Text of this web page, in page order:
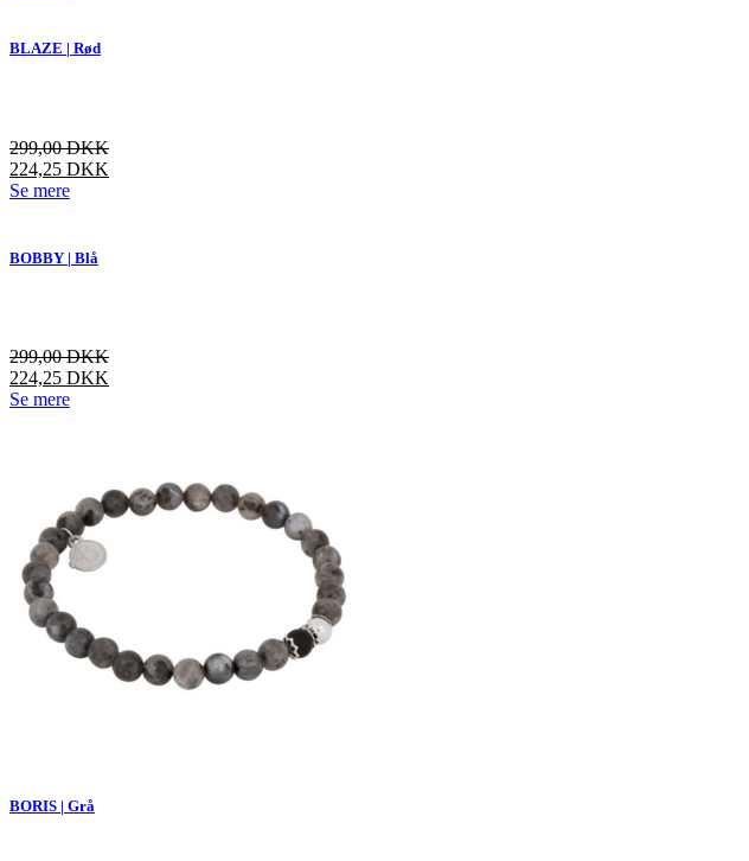
flere
på
varesiden
BLAZE | Rød
299,00DKK
224,25 DKK
Se mereDette
flere
på
varesiden
BOBBY | Blå
299,00DKK
224,25 DKK
Se mereDette
Mulighederne
kan
vælges
på
BORIS | Grå